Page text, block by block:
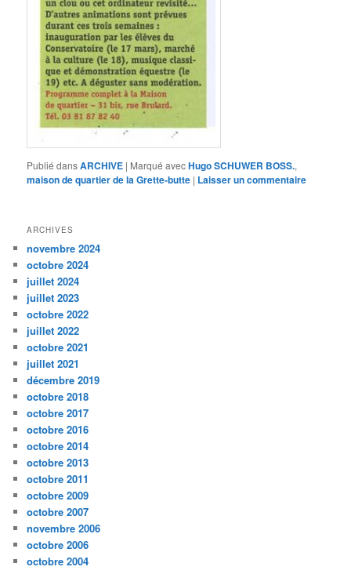
Publié dansARCHIVE | Marqué avecHugo SCHUWER BOSS.,
maison de quartier de la Grette-butte | Laisser un commentaire
ARCHIVES
novembre 2024
octobre 2024
juillet 2024
juillet 2023
octobre 2022
juillet 2022
octobre 2021
juillet 2021
décembre 2019
octobre 2018
octobre 2017
octobre 2016
octobre 2014
octobre 2013
octobre 2011
octobre 2009
octobre 2007
novembre 2006
octobre 2006
octobre 2004